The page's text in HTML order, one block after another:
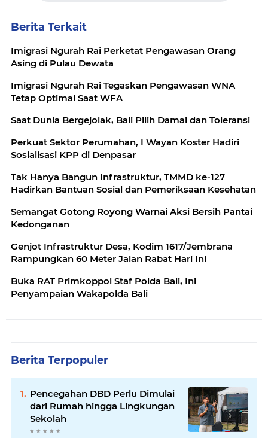
Berita Terkait
Imigrasi Ngurah Rai Perketat Pengawasan Orang
Asing di Pulau Dewata
Imigrasi Ngurah Rai Tegaskan Pengawasan WNA
Tetap Optimal Saat WFA
Saat Dunia Bergejolak, Bali Pilih Damai dan Toleransi
Perkuat Sektor Perumahan, I Wayan Koster Hadiri
Sosialisasi KPP di Denpasar
Tak Hanya Bangun Infrastruktur, TMMD ke-127
Hadirkan Bantuan Sosial dan Pemeriksaan Kesehatan
Semangat Gotong Royong Warnai Aksi Bersih Pantai
Kedonganan
Genjot Infrastruktur Desa, Kodim 1617/Jembrana
Rampungkan 60 Meter Jalan Rabat Hari Ini
Buka RAT Primkoppol Staf Polda Bali, Ini
Penyampaian Wakapolda Bali
Berita Terpopuler
Pencegahan DBD Perlu Dimulai
dari Rumah hingga Lingkungan
Sekolah